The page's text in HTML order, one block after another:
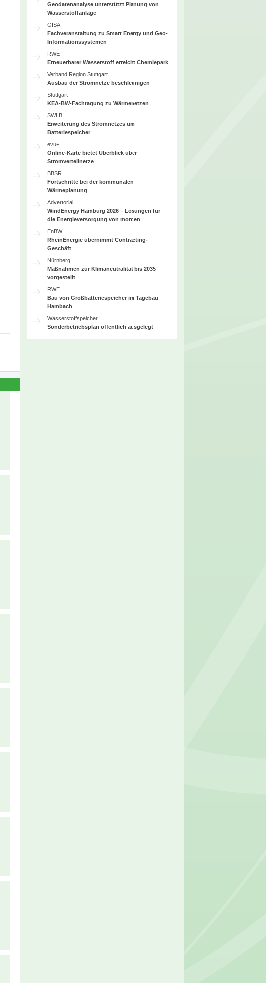
Geodatenanalyse unterstützt Planung von
Wasserstoffanlage
GISA
Fachveranstaltung zu Smart Energy und Geo-
Informationssystemen
RWE
Erneuerbarer Wasserstoff erreicht Chemiepark
Verband Region Stuttgart
Ausbau der Stromnetze beschleunigen
Stuttgart
KEA-BW-Fachtagung zu Wärmenetzen
SWLB
Erweiterung des Stromnetzes um
Batteriespeicher
evu+
Online-Karte bietet Überblick über
Stromverteilnetze
BBSR
Fortschritte bei der kommunalen
Wärmeplanung
Advertorial
WindEnergy Hamburg 2026 – Lösungen für
die Energieversorgung von morgen
EnBW
RheinEnergie übernimmt Contracting-
Geschäft
Nürnberg
Maßnahmen zur Klimaneutralität bis 2035
vorgestellt
RWE
Bau von Großbatteriespeicher im Tagebau
Hambach
Wasserstoffspeicher
Sonderbetriebsplan öffentlich ausgelegt